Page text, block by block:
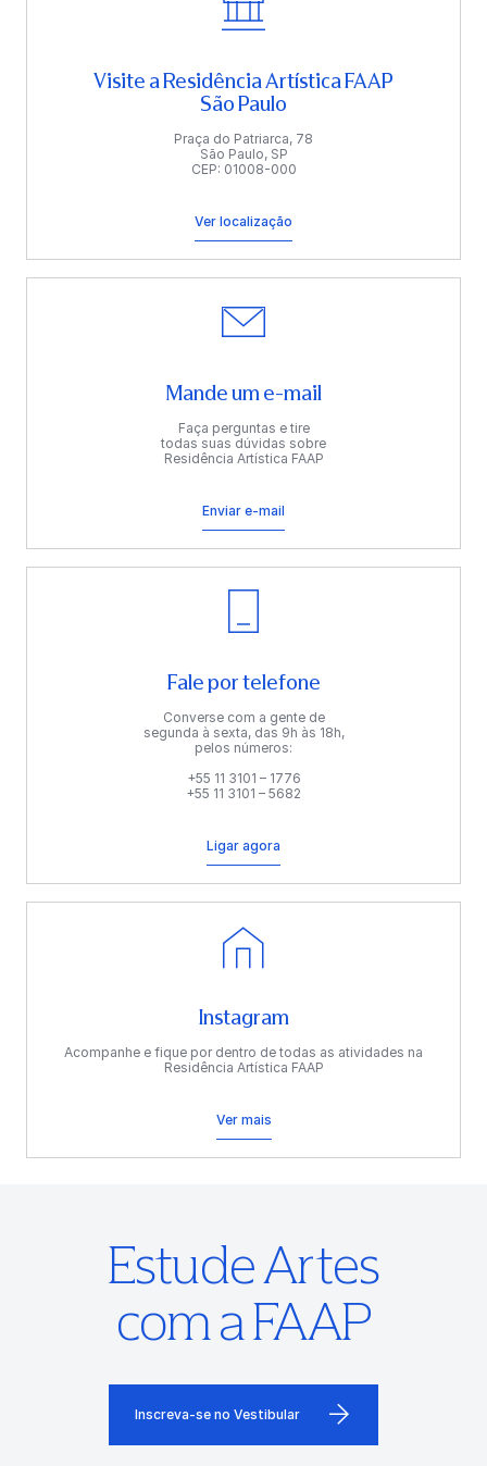
Visite a Residência Artística FAAP
São Paulo
Praça do Patriarca, 78
São Paulo, SP
CEP: 01008-000
Ver localização
Mande um e-mail
Faça perguntas e tire
todas suas dúvidas sobre
Residência Artística FAAP
Enviar e-mail
Fale por telefone
Converse com a gente de
segunda à sexta, das 9h às 18h,
pelos números:
+55 11 3101 – 1776
+55 11 3101 – 5682
Ligar agora
Instagram
Acompanhe e fique por dentro de todas as atividades na
Residência Artística FAAP
Ver mais
Estude Artes
com a FAAP
Inscreva-se no Vestibular